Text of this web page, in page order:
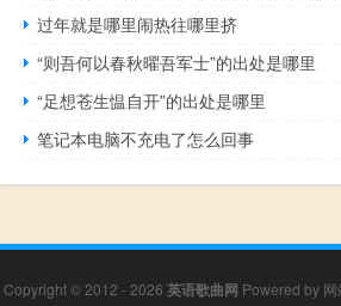
过年就是哪里闹热往哪里挤
“则吾何以春秋曜吾军士”的出处是哪里
“足想苍生愠自开”的出处是哪里
笔记本电脑不充电了怎么回事
Copyright © 2012 - 2026 英语歌曲网 Powered by